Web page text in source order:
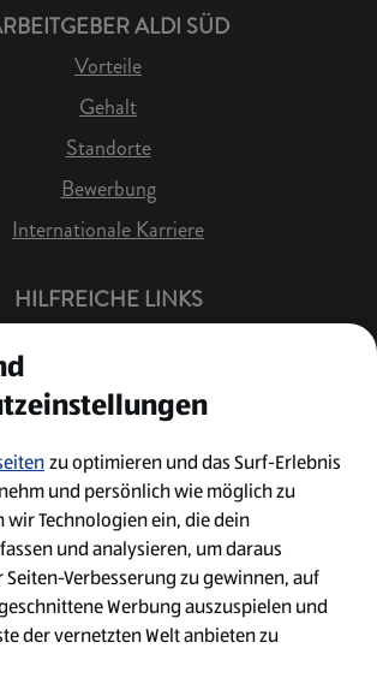
ALDI SÜD
Vorteile
Gehalt
Standorte
Bewerbung
Internationale Karriere
HILFREICHE LINKS
Job Benachrichtigung
Bewerberkonto
Leichte Sprache
Kontakt
zu optimieren und das Surf-Erlebnis
und persönlich wie möglich zu
wir Technologien ein, die dein
und analysieren, um daraus
Seiten-Verbesserung zu gewinnen, auf
Werbung auszuspielen und
der vernetzten Welt anbieten zu